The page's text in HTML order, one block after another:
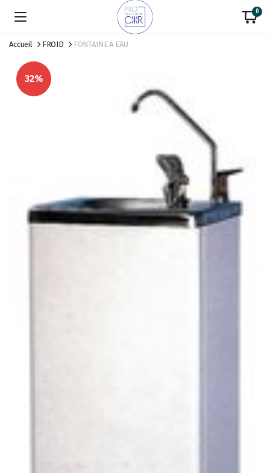
0
Accueil FROID FONTAINE A EAU
32%